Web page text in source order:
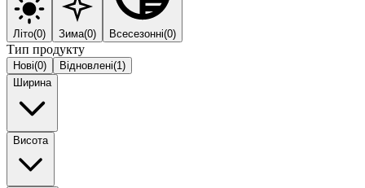
Літо(0) Зима(0) Всесезонні(0)
Тип продукту
Нові(0) Відновлені(1)
Ширина
Висота